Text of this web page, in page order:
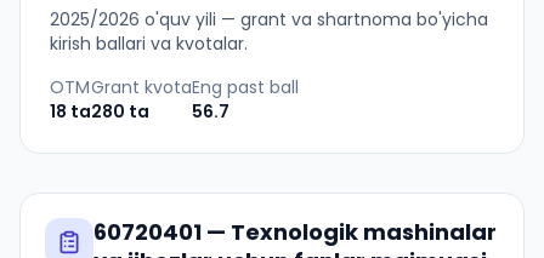
2025/2026 o'quv yili — grant va shartnoma bo'yicha
kirish ballari va kvotalar.
OTM
18 ta
Grant kvota
280 ta
Eng past ball
56.7
60720401 — Texnologik mashinalar